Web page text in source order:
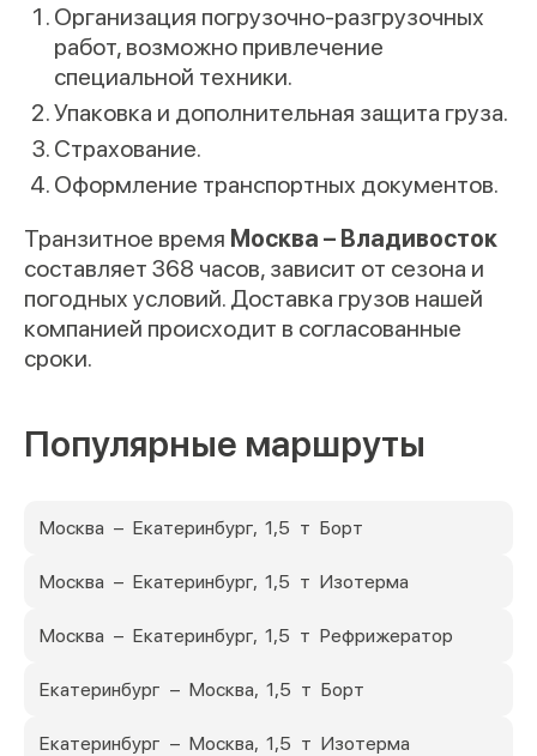
Организация погрузочно-разгрузочных
работ, возможно привлечение
специальной техники.
Упаковка и дополнительная защита груза.
Страхование.
Оформление транспортных документов.
Транзитное время Москва – Владивосток
составляет 368 часов, зависит от сезона и
погодных условий. Доставка грузов нашей
компанией происходит в согласованные
сроки.
Популярные маршруты
Москва – Екатеринбург, 1,5 т Борт
Москва – Екатеринбург, 1,5 т Изотерма
Москва – Екатеринбург, 1,5 т Рефрижератор
Екатеринбург – Москва, 1,5 т Борт
Екатеринбург – Москва, 1,5 т Изотерма